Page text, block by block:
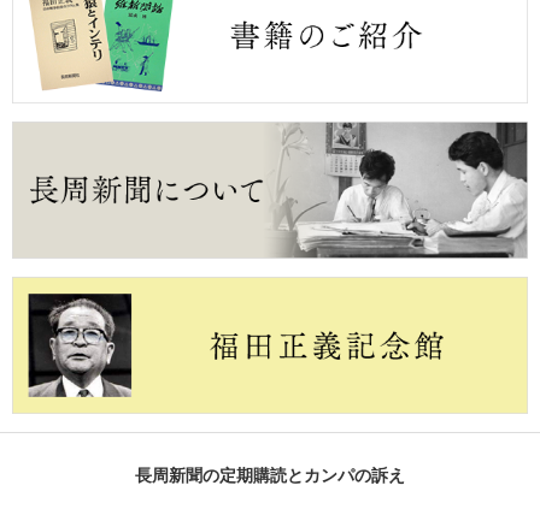
長周新聞の定期購読とカンパの訴え